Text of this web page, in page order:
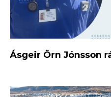
Ásgeir Örn Jónsson